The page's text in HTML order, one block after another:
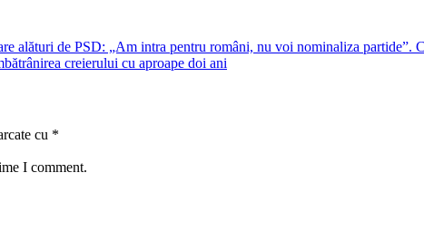
alături de PSD: „Am intra pentru români, nu voi nominaliza partide”.
creierului cu aproape doi ani
cu *
I comment.